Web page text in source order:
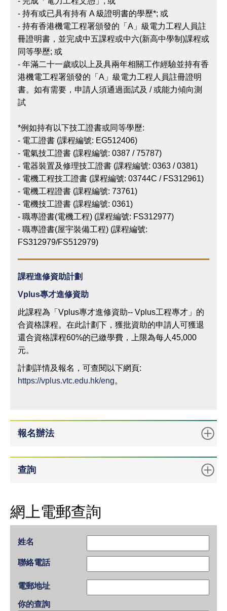
- 持有或已具有持有 A 級證明書的學歷*; 或
- 持有香港機電工程署頒發的「A」級電力工程人員註
冊證明書，並完成中五課程或中六(新高中學制)課程或
同等學歷; 或
- 年滿二十一歲或以上及具兩年相關工作經驗並持有香
港機電工程署頒發的「A」級電力工程人員註冊證明
書。如有需要，申請人須通過面試及 / 或能力傾向測
試
*例如持有以下技工證書或同等學歷:
- 電工證書 (課程編號: EG512406)
- 電氣技工證書 (課程編號: 0387 / 75787)
- 電器裝置及修理技工證書 (課程編號: 0363 / 0381)
- 電機工程技工證書 (課程編號: 03744C / FS312961)
- 電機工程證書 (課程編號: 73761)
- 電機技工證書 (課程編號: 0361)
- 職專證書(電機工程) (課程編號: FS312977)
- 職專證書(屋宇裝備工程) (課程編號:
FS312979/FS512979)
課程進修資助計劃
Vplus專才進修資助
此課程為「Vplus專才進修資助-- Vplus工程專才」的
合資格課程。在此計劃下，獲批資助的申請人可獲退
還合資格課程60%的已繳學費，上限為每人45,000
元。
計劃詳情及報名，可查閱以下網頁:
https://vplus.vtc.edu.hk/eng。
報名辦法
查詢
網上電郵查詢
姓名
聯絡電話
電郵地址
你的查詢